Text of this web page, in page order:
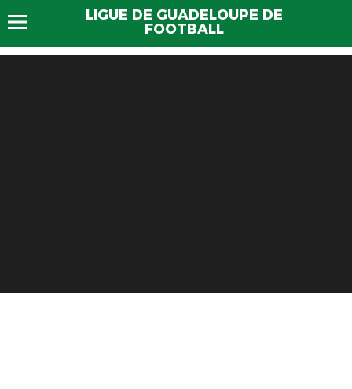
LIGUE DE GUADELOUPE DE
FOOTBALL